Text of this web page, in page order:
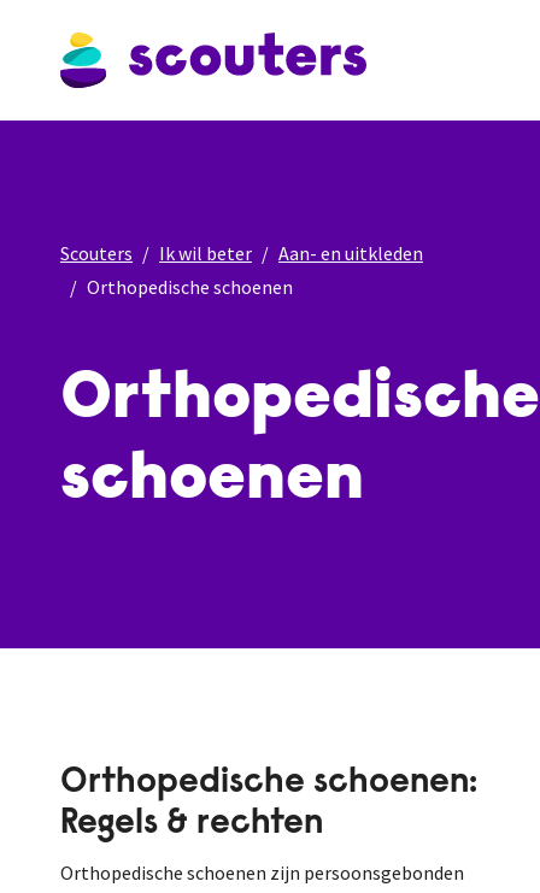
Scouters Ik wil beter
Aan- en uitkleden
Orthopedische schoenen
Orthopedische
schoenen
Orthopedische schoenen:
Regels & rechten
Orthopedische schoenen zijn persoonsgebonden